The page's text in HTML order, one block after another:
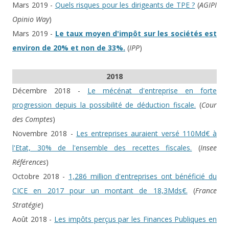
Mars 2019 - Quels risques pour les dirigeants de TPE ? (AGIPI
Opinio Way)
Mars 2019 - Le taux moyen d'impôt sur les sociétés est
environ de 20% et non de 33%. (IPP)
2018
Décembre 2018 - Le mécénat d'entreprise en forte
progression depuis la possibilité de déduction fiscale. (Cour
des Comptes)
Novembre 2018 - Les entreprises auraient versé 110Md€ à
l'Etat, 30% de l'ensemble des recettes fiscales. (Insee
Références)
Octobre 2018 - 1,286 million d'entreprises ont bénéficié du
CICE en 2017 pour un montant de 18,3Mds€. (France
Stratégie)
Août 2018 - Les impôts perçus par les Finances Publiques en